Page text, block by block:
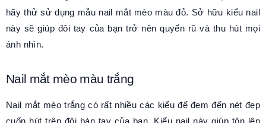
hãy thử sử dụng mẫu nail mắt mèo màu đỏ. Sở hữu kiểu nail
này sẽ giúp đôi tay của bạn trở nên quyến rũ và thu hút mọi
ánh nhìn.
Nail mắt mèo màu trắng
Nail mắt mèo trắng có rất nhiều các kiểu để đem đến nét đẹp
cuốn hút trên đôi bàn tay của bạn. Kiểu nail này giúp tôn lên